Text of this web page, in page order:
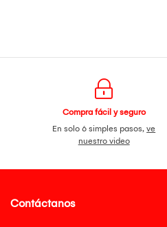
Compra fácil y seguro
En solo 6 simples pasos,ve
nuestro video
Contáctanos